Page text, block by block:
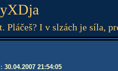
Pláčeš? I v slzách je síla,
30.04.2007 21:54:05